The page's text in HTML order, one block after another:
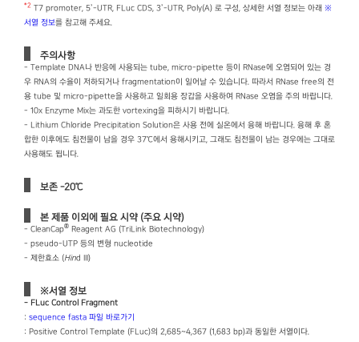
*2 T7 promoter, 5’-UTR, FLuc CDS, 3’-UTR, Poly(A) 로 구성, 상세한 서열 정보는 아래 ※
서열 정보를 참고해 주세요.
주의사항
- Template DNA나 반응에 사용되는 tube, micro-pipette 등이 RNase에 오염되어 있는 경
우 RNA의 수율이 저하되거나 fragmentation이 일어날 수 있습니다. 따라서 RNase free의 전
용 tube 및 micro-pipette을 사용하고 일회용 장갑을 사용하여 RNase 오염을 주의 바랍니다.
- 10x Enzyme Mix는 과도한 vortexing을 피하시기 바랍니다.
- Lithium Chloride Precipitation Solution은 사용 전에 실온에서 융해 바랍니다. 융해 후 혼
합한 이후에도 침전물이 남을 경우 37℃에서 용해시키고, 그래도 침전물이 남는 경우에는 그대로
사용해도 됩니다.
보존 -20℃
본 제품 이외에 필요 시약 (주요 시약)
- CleanCap® Reagent AG (TriLink Biotechnology)
- pseudo-UTP 등의 변형 nucleotide
- 제한효소 (Hind III)
※서열 정보
- FLuc Control Fragment
: sequence fasta 파일 바로가기
: Positive Control Template (FLuc)의 2,685~4,367 (1,683 bp)과 동일한 서열이다.